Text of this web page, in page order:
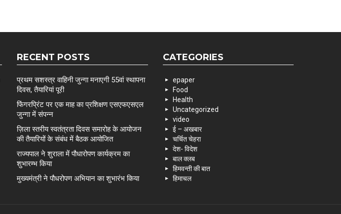
RECENT POSTS
प्रथम सशस्त्र वाहिनी जुन्गा मनाएगी 55वां स्थापना
दिवस, तैयारियां पूरी
फिंगरप्रिंट पर एक माह का प्रशिक्षण एसएफएसएल
जुन्गा में संपन्न
ज़िला स्तरीय स्वतंत्रता दिवस समारोह के आयोजन
की तैयारियों के संबंध में बैठक आयोजित
राज्यपाल ने शुराला में पौधारोपण कार्यक्रम का
शुभारम्भ किया
मुख्यमंत्री ने पौधरोपण अभियान का शुभारंभ किया
CATEGORIES
epaper
Food
Health
Uncategorized
video
ई – अखबार
चर्चित चेहरा
देश- विदेश
बाल क्लब
हिमवन्ती की बात
हिमाचल